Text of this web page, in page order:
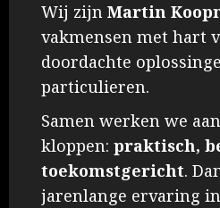
Showroom
Zonnepanelen
Wij zijn Martin
vakmensen met hart
doordachte
particulieren.
Samen werken we
kloppen: praktisch,
toekomstgericht.
jarenlange ervaring